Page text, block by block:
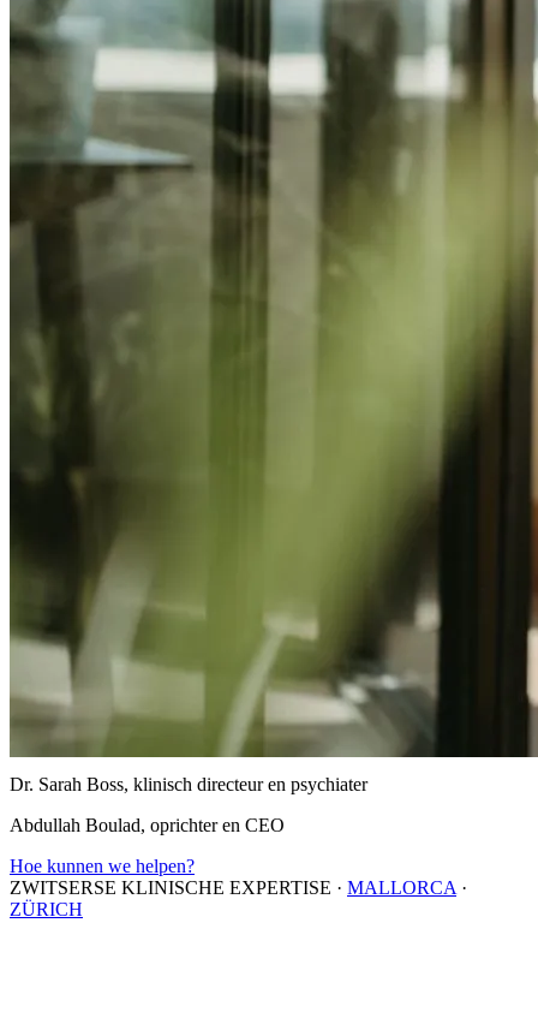
Dr. Sarah Boss, klinisch directeur en psychiater
Abdullah Boulad, oprichter en CEO
Hoe kunnen we helpen?
ZWITSERSE KLINISCHE EXPERTISE · MALLORCA ·
ZÜRICH